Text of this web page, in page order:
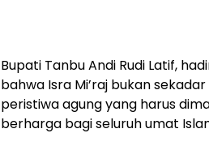
Bupati Tanbu Andi Rudi Latif,
bahwa Isra Mi’raj bukan
peristiwa agung yang harus
berharga bagi seluruh umat